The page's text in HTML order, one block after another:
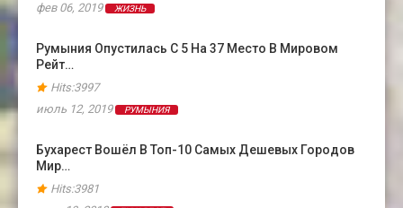
фев 06, 2019
ЖИЗНЬ
Румыния Опустилась С 5 На 37 Место В Мировом
Рейт…
Hits:3997
июль 12, 2019
РУМЫНИЯ
Бухарест Вошёл В Топ-10 Самых Дешевых Городов
Мир…
Hits:3981